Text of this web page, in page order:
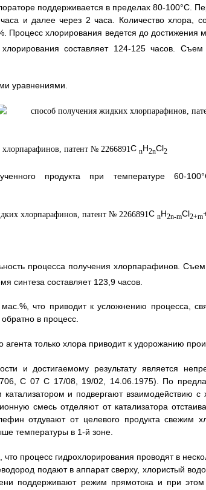
поддерживается в пределах 80-100°С.
и далее через 2 часа. Количество хлора,
Процесс хлорирования ведется до достижения
составляет 124-125 часов.
уравнениями.
C nH2nCl2
продукта при температуре 60-
C nH2n-mCl2+m
процесса получения хлорпарафинов.
синтеза составляет 123,9 часов.
что приводит к усложнению процесса,
в процесс.
только хлора приводит к удорожанию
и достигаемому результату является
С 07 С 17/08, 19/02, 14.06.1975). По
и подвергают взаимодействию с
смесь отделяют от катализатора
отдувают от целевого продукта свежим
температуры в 1-й зоне.
процесс гидрохлорирования проводят в
подают в аппарат сверху, хлористый
поддерживают режим прямотока и при